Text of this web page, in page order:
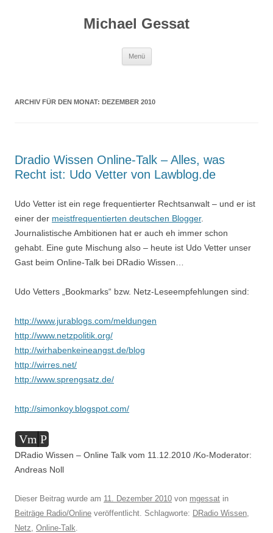
Michael Gessat
Menü
ARCHIV FÜR DEN MONAT: DEZEMBER 2010
Dradio Wissen Online-Talk – Alles, was
Recht ist: Udo Vetter von Lawblog.de
Udo Vetter ist ein rege frequentierter Rechtsanwalt – und er ist
einer der meistfrequentierten deutschen Blogger.
Journalistische Ambitionen hat er auch eh immer schon
gehabt. Eine gute Mischung also – heute ist Udo Vetter unser
Gast beim Online-Talk bei DRadio Wissen…
Udo Vetters „Bookmarks“ bzw. Netz-Leseempfehlungen sind:
http://www.jurablogs.com/meldungen
http://www.netzpolitik.org/
http://wirhabenkeineangst.de/blog
http://wirres.net/
http://www.sprengsatz.de/
http://simonkoy.blogspot.com/
Audio-
Player
Vm P
DRadio Wissen – Online Talk vom 11.12.2010 /Ko-Moderator:
Andreas Noll
Dieser Beitrag wurde am 11. Dezember 2010 von mgessat in
Beiträge Radio/Online veröffentlicht. Schlagworte: DRadio Wissen,
Netz, Online-Talk.